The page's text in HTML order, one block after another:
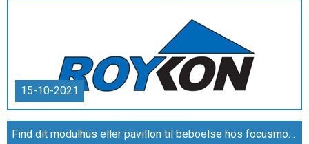
15-10-2021
Find dit modulhus eller pavillon til beboelse hos focusmoduler.dk